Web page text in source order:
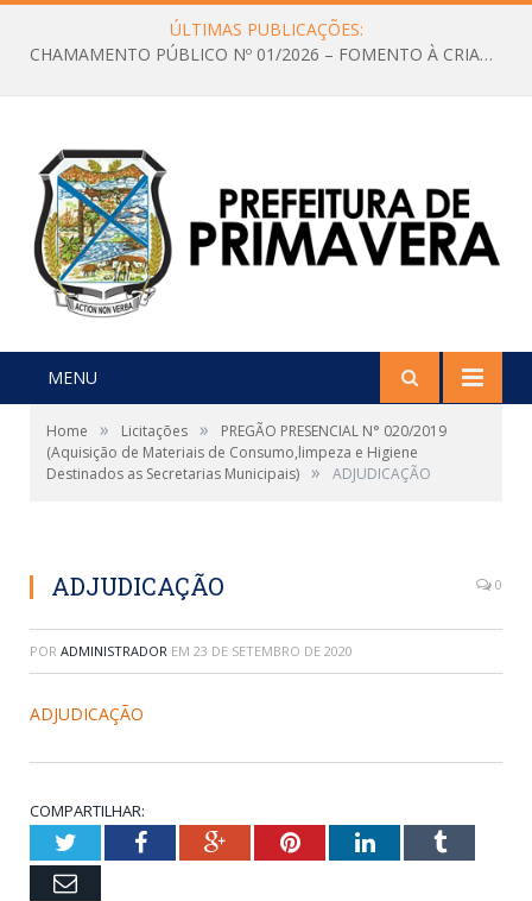
ÚLTIMAS PUBLICAÇÕES:
CHAMAMENTO PÚBLICO Nº 01/2026 – FOMENTO À CRIAÇÃO E A CIRCULAÇÃO DE PRODUÇÕES CULTURAIS – Aldir Blanc
MENU
Home » Licitações »
PREGÃO PRESENCIAL N° 020/2019
(Aquisição de Materiais de Consumo,limpeza e Higiene
Destinados as Secretarias Municipais) » ADJUDICAÇÃO
ADJUDICAÇÃO 0
POR ADMINISTRADOR EM 23 DE SETEMBRO DE 2020
ADJUDICAÇÃO
COMPARTILHAR:
TwitterFacebookGoogle+PinterestLinkedInTumblr
Email